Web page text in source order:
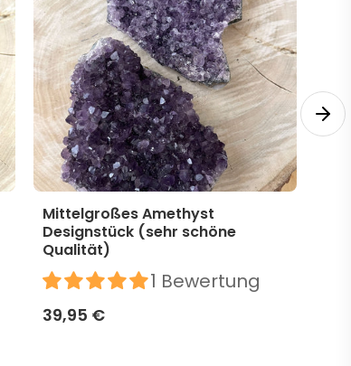
Mittelgroßes Amethyst
Designstück (sehr schöne
Qualität)
1 Bewertung
39,95 €